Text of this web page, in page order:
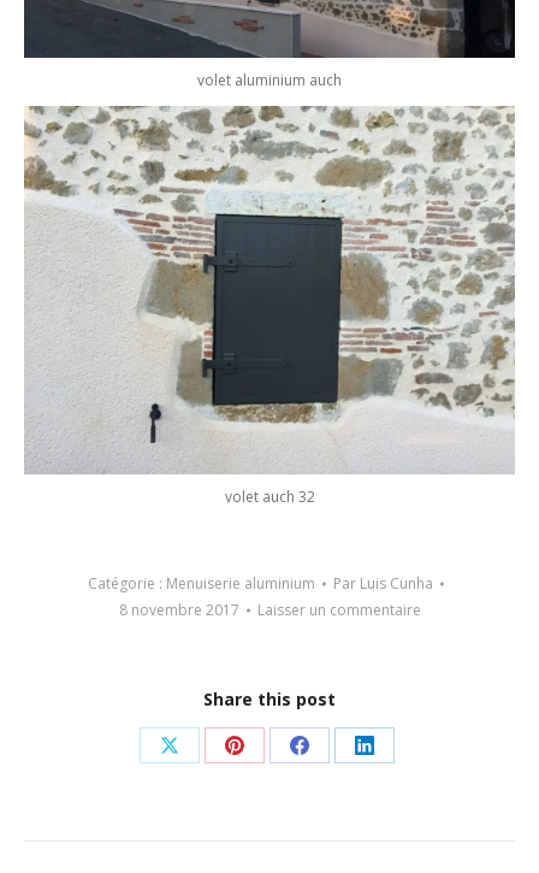
volet aluminium auch
volet auch 32
Catégorie : Menuiserie aluminium Par Luis Cunha
8 novembre 2017
Laisser un commentaire
Share this post
Partager
X
Partager
Pinterest
Partager
Facebook
Partager
LinkedIn